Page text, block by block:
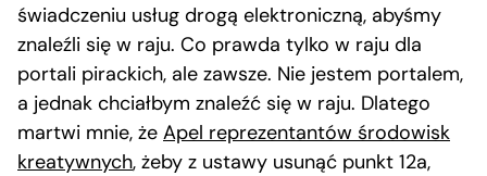
świadczeniu usług drogą elektroniczną, abyśmy
znaleźli się w raju. Co prawda tylko w raju dla
portali pirackich, ale zawsze. Nie jestem portalem,
a jednak chciałbym znaleźć się w raju. Dlatego
martwi mnie, że Apel reprezentantów środowisk
kreatywnych, żeby z ustawy usunąć punkt 12a,